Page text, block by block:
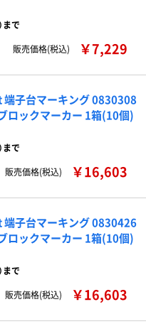
まで
販売価格(税込)
￥7,229
子台マーキング 0830308
ロックマーカー 1箱(10個)
まで
販売価格(税込)
￥16,603
子台マーキング 0830426
ロックマーカー 1箱(10個)
まで
販売価格(税込)
￥16,603